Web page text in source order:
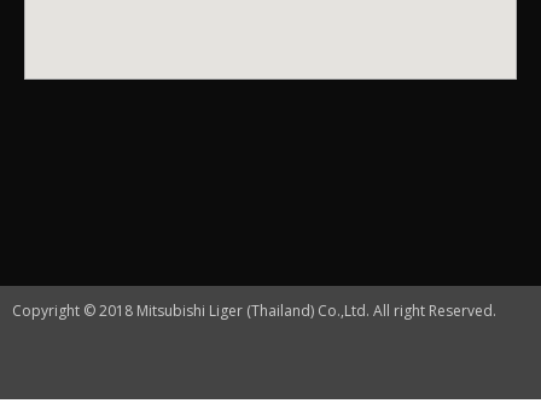
Copyright © 2018 Mitsubishi Liger (Thailand) Co.,Ltd. All right Reserved.